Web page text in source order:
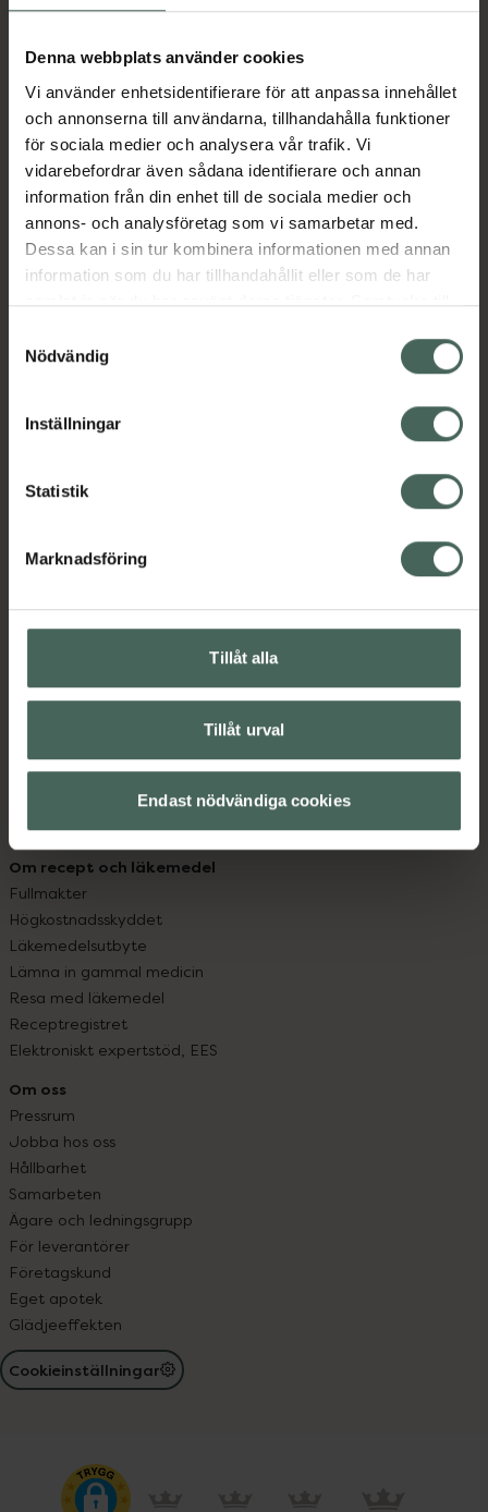
Denna webbplats använder cookies
Vi använder enhetsidentifierare för att anpassa innehållet
och annonserna till användarna, tillhandahålla funktioner
för sociala medier och analysera vår trafik. Vi
vidarebefordrar även sådana identifierare och annan
information från din enhet till de sociala medier och
annons- och analysföretag som vi samarbetar med.
Dessa kan i sin tur kombinera informationen med annan
information som du har tillhandahållit eller som de har
samlat in när du har använt deras tjänster. Samtycke till
återkalla ditt samtycke via webbplatsens
cookieinställningar. Ett återkallat samtycke påverkar inte
lagligheten av behandling som skett innan återkallelsen.
Nödvändig
Inställningar
Statistik
Marknadsföring
Tillåt alla
Tillåt urval
Endast nödvändiga cookies
I apotek:267,32 kr
Köp via ditt recept
Aktuella erbjudanden
Beskrivning Dölj
EAN:05712440017184
Kronans Apotek finns här för dig. Du hittar oss från Skåne i
datorn. Oavsett vem du är så är det vårt uppdrag att
hjälpa just dig att må lite bättre. Välkommen att prata
Handla tryggt
Leverans, betalning och retur
Sajtens tillgänglighet
Köpvillkor
Om recept och läkemedel
Fullmakter
Högkostnadsskyddet
Läkemedelsutbyte
Lämna in gammal medicin
Resa med läkemedel
Receptregistret
Elektroniskt expertstöd, EES
Om oss
Pressrum
Jobba hos oss
Hållbarhet
Samarbeten
Ägare och ledningsgrupp
För leverantörer
Företagskund
Eget apotek
Glädjeeffekten
Cookieinställningar